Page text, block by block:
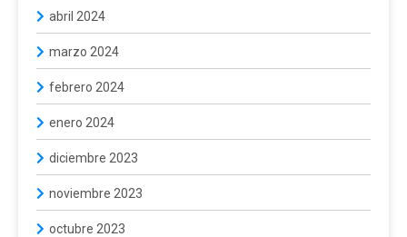
abril 2024
marzo 2024
febrero 2024
enero 2024
diciembre 2023
noviembre 2023
octubre 2023